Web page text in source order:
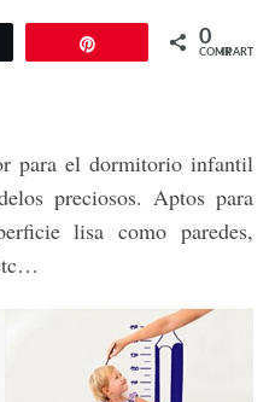
0
COMPARTIR
para el dormitorio infantil
preciosos. Aptos para
lisa como paredes,